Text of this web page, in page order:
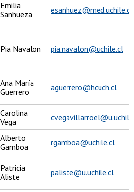
Emilia
Sanhueza
esanhuez@med.uchile.cl
Pia Navalon pia.navalon@uchile.cl
Ana María
Guerrero
aguerrero@hcuch.cl
Carolina
Vega
Alberto
Gamboa
rgamboa@uchile.cl
Patricia
Aliste
paliste@u.uchile.cl